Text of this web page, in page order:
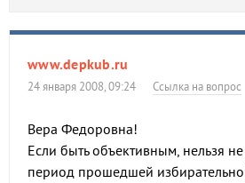
www.depkub.ru
24 января 2008, 09:24 Ссылка на вопрос
Вера Федоровна!
Если быть объективным, нельзя не
период прошедшей